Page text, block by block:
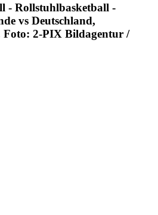
- Rollstuhlbasketball -
vs Deutschland,
2-PIX Bildagentur /